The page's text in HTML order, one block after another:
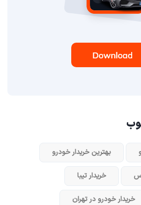
بهترین خریدار خودرو
خریدار تیبا
خریدار خودرو در تهران